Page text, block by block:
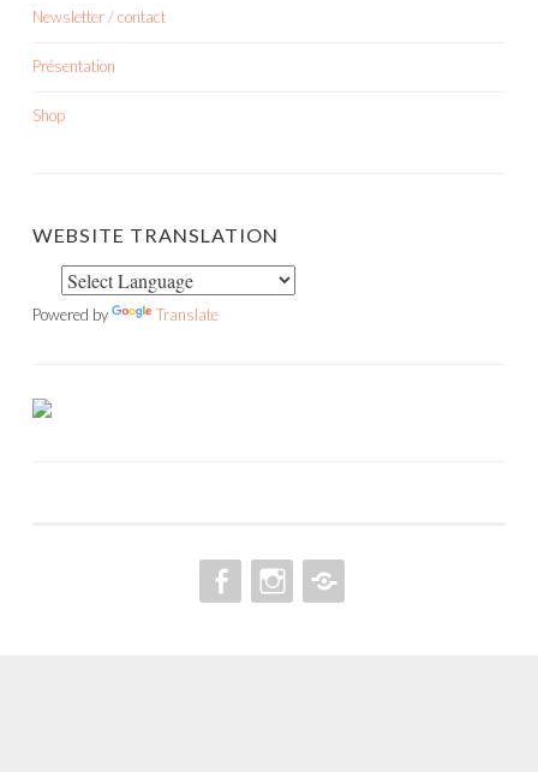
Newsletter / contact
Présentation
Shop
WEBSITE TRANSLATION
Powered by Translate